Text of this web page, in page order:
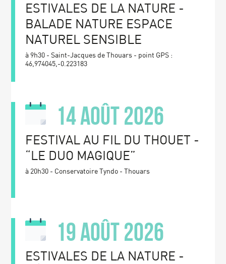
ESTIVALES DE LA NATURE -
BALADE NATURE ESPACE
NATUREL SENSIBLE
à 9h30 - Saint-Jacques de Thouars - point GPS :
46,974045,-0.223183
14 août 2026
FESTIVAL AU FIL DU THOUET -
“LE DUO MAGIQUE”
à 20h30 - Conservatoire Tyndo - Thouars
19 août 2026
ESTIVALES DE LA NATURE -